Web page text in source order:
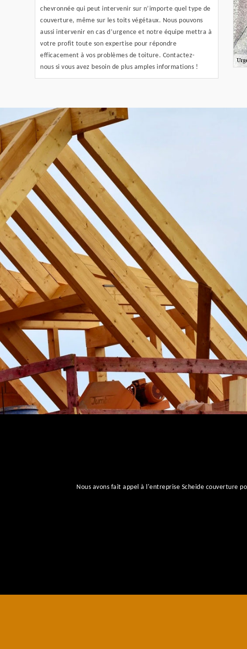
chevronnée qui peut intervenir sur n’importe quel type de
couverture, même sur les toits végétaux. Nous pouvons
aussi intervenir en cas d’urgence et notre équipe mettra à
votre profit toute son expertise pour répondre
efficacement à vos problèmes de toiture. Contactez-
nous si vous avez besoin de plus amples informations !
Nous avons fait appel à l'entreprise Scheide couverture